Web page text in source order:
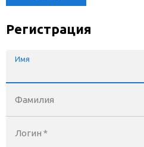
Регистрация
Имя
Фамилия
Логин *